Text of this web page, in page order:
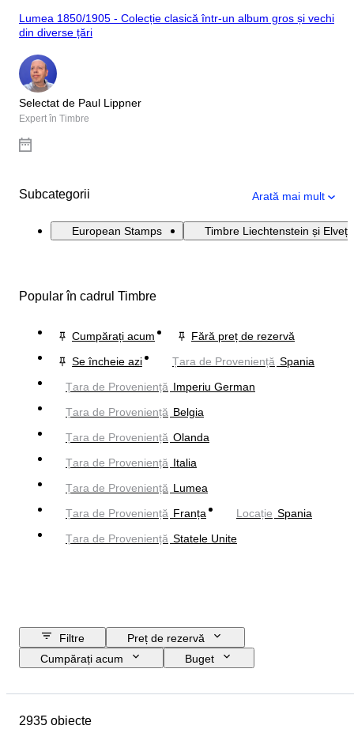
Lumea 1850/1905 - Colecție clasică într-un album gros și vechi
din diverse țări
Selectat de Paul Lippner
Expert în Timbre
Subcategorii Arată mai mult
European Stamps Timbre Liechtenstein și
Popular în cadrul Timbre
Cumpărați acum
Fără preț de rezervă
Se încheie azi
Țara de Proveniență Spania
Țara de Proveniență Imperiu German
Țara de Proveniență Belgia
Țara de Proveniență Olanda
Țara de Proveniență Italia
Țara de Proveniență Lumea
Țara de Proveniență Franța Locație Spania
Țara de Proveniență Statele Unite
Filtre
Preț de rezervă
Cumpărați acum
Buget
Țara de Proveniență
2935 obiecte